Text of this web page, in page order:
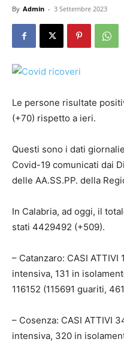
By Admin - 3 Settembre 2023
Le persone risultate
(+70) rispetto a ieri.
Questi sono i dati
Covid-19 comunicati dai
delle AA.SS.PP. della
In Calabria, ad oggi, il
stati 4429492 (+509).
– Catanzaro: CASI
intensiva, 131 in
116152 (115691 guariti,
– Cosenza: CASI ATTIVI
intensiva, 320 in